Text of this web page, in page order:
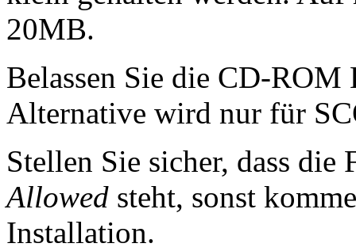
20MB.
Belassen Sie die CD-
Alternative wird nur für
Stellen Sie sicher, dass
Allowed steht, sonst
Installation.